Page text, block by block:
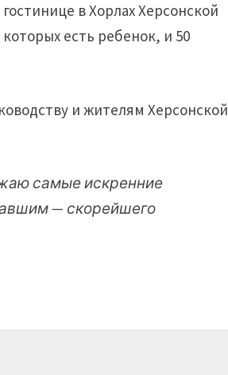
в Хорлах Херсонской
есть ребенок, и 50
и жителям Херсонской
самые искренние
— скорейшего